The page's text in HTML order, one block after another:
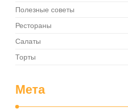
Полезные советы
Рестораны
Салаты
Торты
Мета